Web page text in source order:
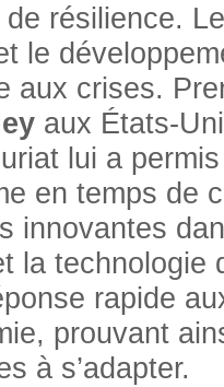
résilience.
le
aux crises.
aux États-
lui a
en temps de
innovantes
la technologie
rapide
prouvant
à s’adapter.